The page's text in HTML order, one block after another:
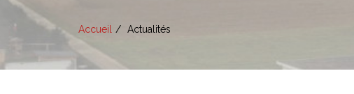
Accueil Actualités